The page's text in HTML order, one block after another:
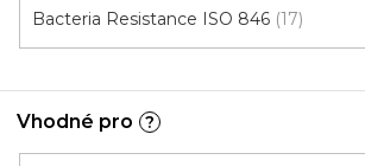
Bacteria Resistance ISO 846 17
Vhodné pro ?
cena: